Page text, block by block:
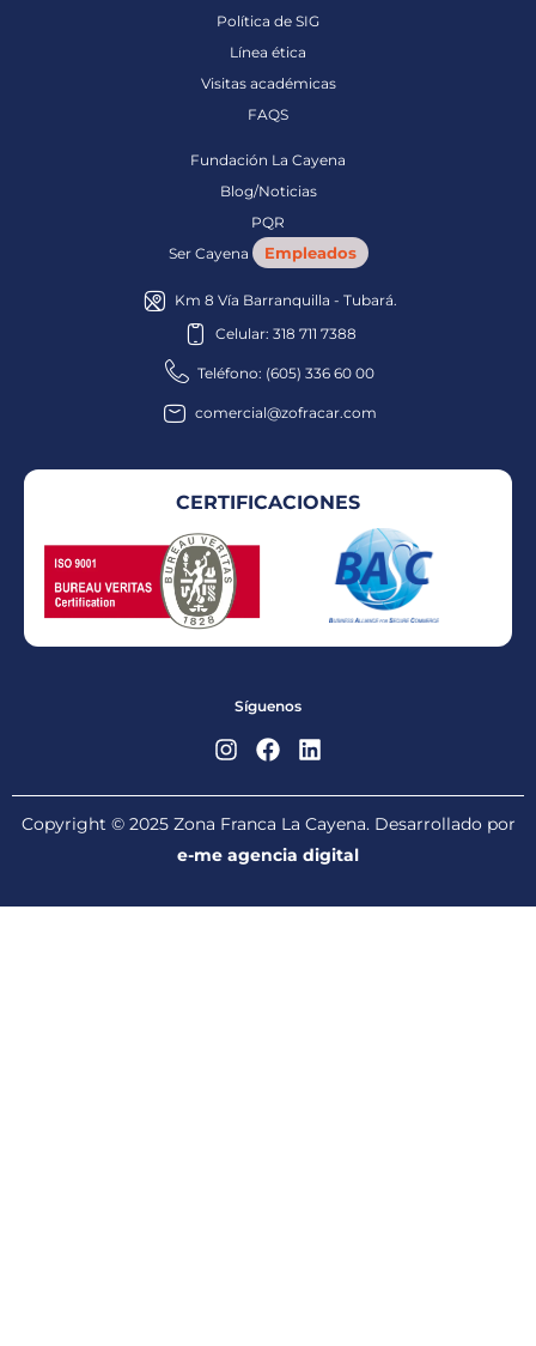
Política de SIG
Línea ética
Visitas académicas
FAQS
Fundación La Cayena
Blog/Noticias
PQR
Ser Cayena
Empleados
Km 8 Vía Barranquilla - Tubará.
Celular: 318 711 7388
Teléfono: (605) 336 60 00
comercial@zofracar.com
CERTIFICACIONES
Síguenos
Copyright © 2025 Zona Franca La Cayena. Desarrollado por
e-me agencia digital